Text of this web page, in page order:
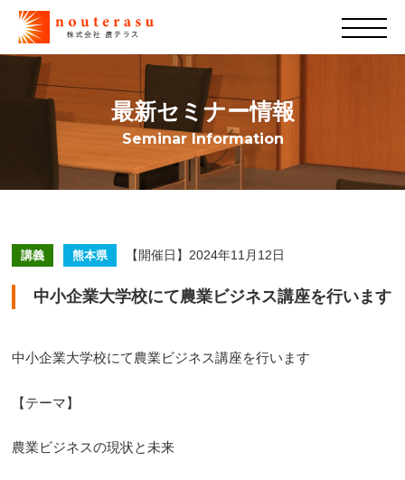
最新セミナー情報
Seminar Information
講義 熊本県 【開催日】2024年11月12日
中小企業大学校にて農業ビジネス講座を行います
中小企業大学校にて農業ビジネス講座を行います
【テーマ】
農業ビジネスの現状と未来